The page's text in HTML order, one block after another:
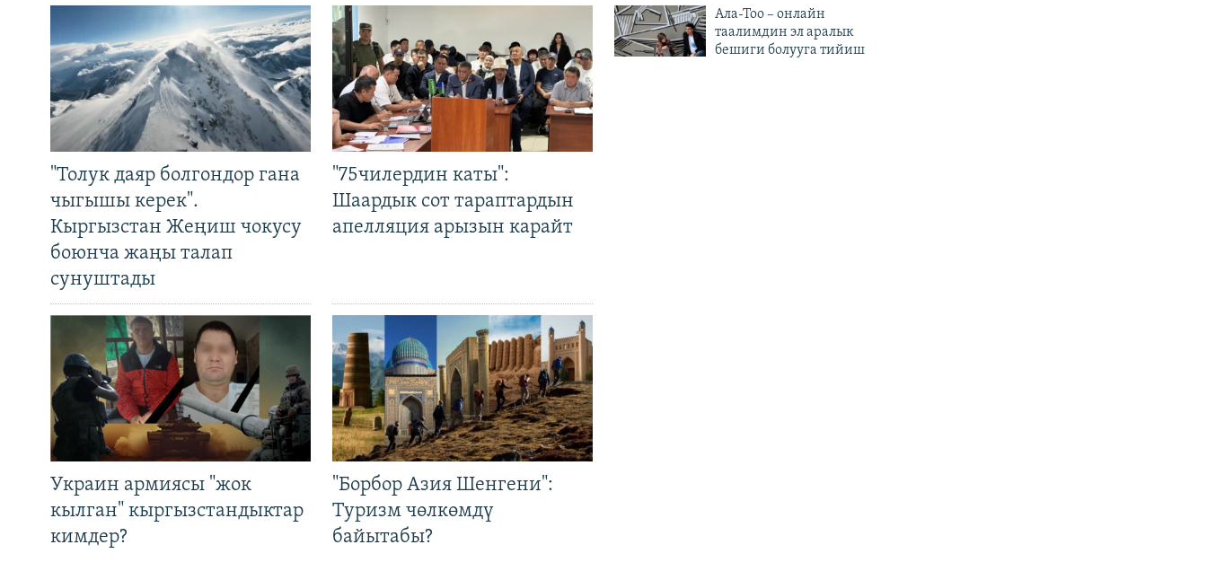
"Толук даяр болгондор гана
чыгышы керек".
Кыргызстан Жеңиш чокусу
боюнча жаңы талап
сунуштады
"75чилердин каты":
Шаардык сот тараптардын
апелляция арызын карайт
Украин армиясы "жок
кылган" кыргызстандыктар
кимдер?
"Борбор Азия Шенгени":
Туризм чөлкөмдү
байытабы?
Ала-Тоо – онлайн
таалимдин эл аралык
бешиги болууга тийиш